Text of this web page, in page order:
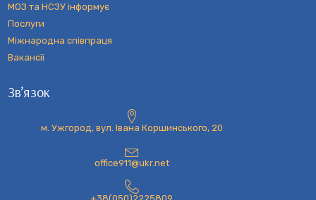
МОЗ та НСЗУ інформує
Послуги
Міжнародна співпраця
Вакансії
Зв’язок
м. Ужгород, вул. Івана Коршинського, 20
office911@ukr.net